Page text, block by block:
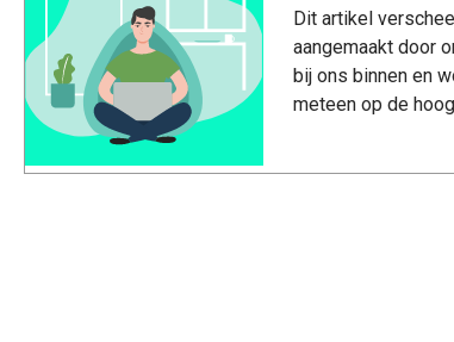
Dit artikel
aangemaakt door
bij ons binnen en
meteen op de